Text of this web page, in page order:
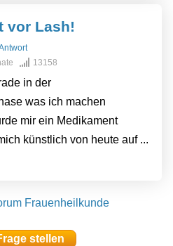
vor Lash!
13158
in der
was ich machen
mir ein Medikament
künstlich von heute auf ...
Frauenheilkunde
stellen